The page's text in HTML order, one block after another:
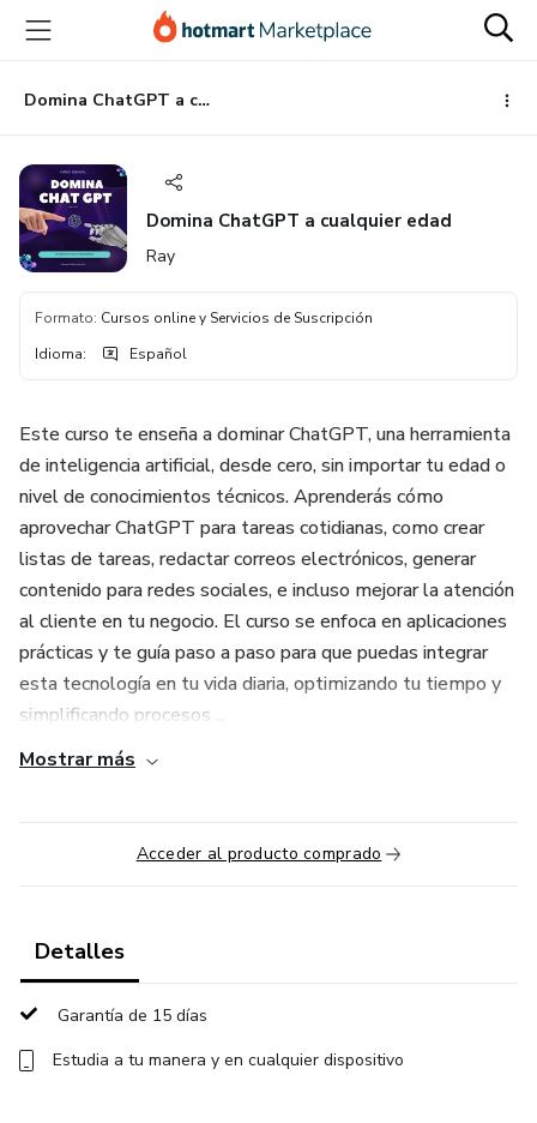
principal
página
de
página
Domina ChatGPT a cualquier edad
Domina ChatGPT a cualquier edad
Ray
Formato: Cursos online y Servicios de Suscripción
Idioma: Español
Este curso te enseña a dominar ChatGPT, una herramienta
de inteligencia artificial, desde cero, sin importar tu edad o
nivel de conocimientos técnicos. Aprenderás cómo
aprovechar ChatGPT para tareas cotidianas, como crear
listas de tareas, redactar correos electrónicos, generar
contenido para redes sociales, e incluso mejorar la atención
al cliente en tu negocio. El curso se enfoca en aplicaciones
prácticas y te guía paso a paso para que puedas integrar
esta tecnología en tu vida diaria, optimizando tu tiempo y
simplificando procesos ...
Mostrar más
Acceder al producto comprado
Detalles
Garantía de 15 días
Estudia a tu manera y en cualquier dispositivo